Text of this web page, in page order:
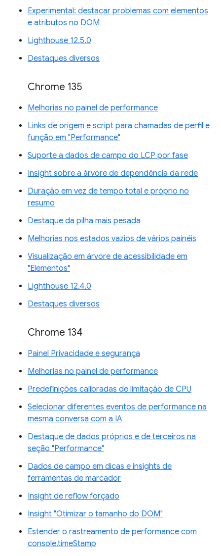
Experimental: destacar problemas com elementos
e atributos no DOM
Lighthouse 12.5.0
Destaques diversos
Chrome 135
Melhorias no painel de performance
Links de origem e script para chamadas de perfil e
função em "Performance"
Suporte a dados de campo do LCP por fase
Insight sobre a árvore de dependência da rede
Duração em vez de tempo total e próprio no
resumo
Destaque da pilha mais pesada
Melhorias nos estados vazios de vários painéis
Visualização em árvore de acessibilidade em
"Elementos"
Lighthouse 12.4.0
Destaques diversos
Chrome 134
Painel Privacidade e segurança
Melhorias no painel de performance
Predefinições calibradas de limitação de CPU
Selecionar diferentes eventos de performance na
mesma conversa com a IA
Destaque de dados próprios e de terceiros na
seção "Performance"
Dados de campo em dicas e insights de
ferramentas de marcador
Insight de reflow forçado
Insight "Otimizar o tamanho do DOM"
Estender o rastreamento de performance com
console.timeStamp